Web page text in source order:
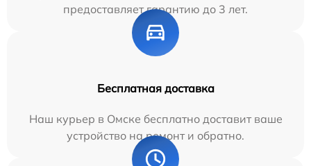
предоставляет гарантию до 3 лет.
Бесплатная доставка
Наш курьер в Омске бесплатно доставит ваше
устройство на ремонт и обратно.